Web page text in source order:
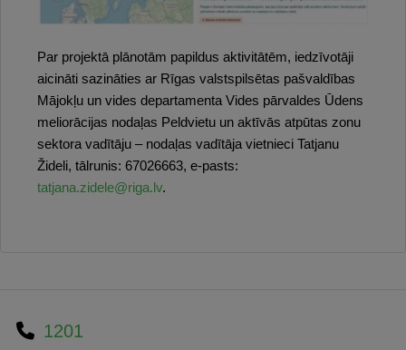
Par projektā plānotām papildus aktivitātēm, iedzīvotāji
aicināti sazināties ar Rīgas valstspilsētas pašvaldības
Mājokļu un vides departamenta Vides pārvaldes Ūdens
meliorācijas nodaļas Peldvietu un aktīvās atpūtas zonu
sektora vadītāju – nodaļas vadītāja vietnieci Tatjanu
Žideli, tālrunis: 67026663, e-pasts:
tatjana.zidele@riga.lv.
1201